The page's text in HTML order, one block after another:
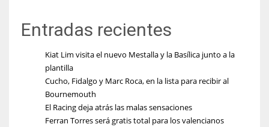
Entradas recientes
Kiat Lim visita el nuevo Mestalla y la Basílica junto a la
plantilla
Cucho, Fidalgo y Marc Roca, en la lista para recibir al
Bournemouth
El Racing deja atrás las malas sensaciones
Ferran Torres será gratis total para los valencianos